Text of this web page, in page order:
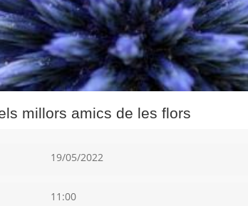
millors amics de les flors
19/05/2022
11:00